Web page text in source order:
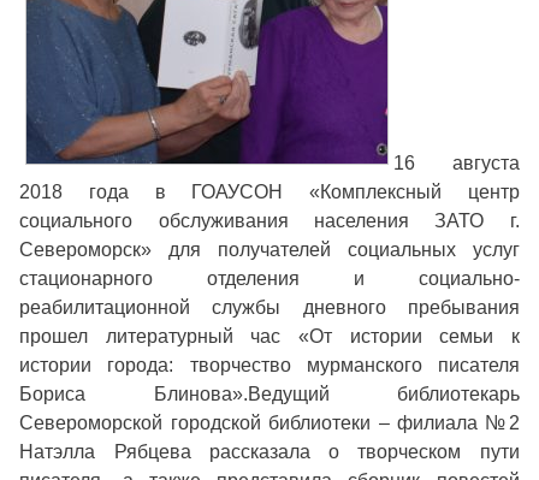
16 августа
2018 года в ГОАУСОН «Комплексный центр
социального обслуживания населения ЗАТО г.
Североморск» для получателей социальных услуг
стационарного отделения и социально-
реабилитационной службы дневного пребывания
прошел литературный час «От истории семьи к
истории города: творчество мурманского писателя
Бориса Блинова».Ведущий библиотекарь
Североморской городской библиотеки – филиала №2
Натэлла Рябцева рассказала о творческом пути